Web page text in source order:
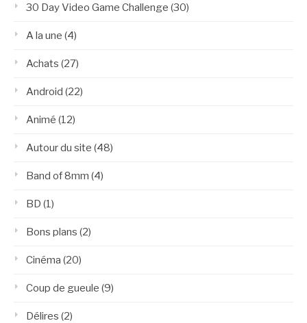
30 Day Video Game Challenge (30)
A la une (4)
Achats (27)
Android (22)
Animé (12)
Autour du site (48)
Band of 8mm (4)
BD (1)
Bons plans (2)
Cinéma (20)
Coup de gueule (9)
Délires (2)